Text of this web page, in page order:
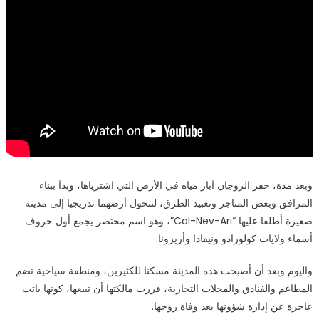
وبعد مدة، حفر الزوجان آبار مياه في الأرض التي اشترياها، وبدآ ببناء
المرافق وبعض المتاجر وتعبيد الطرق، لتتحول أرضهما تدريجيا إلى مدينة
صغيرة أطلقا عليها “Cal-Nev-Ari”، وهو اسم مختصر يجمع أول حروف
أسماء ولايات كولورادو ونيفادا وأريزونا.
واليوم وبعد أن أصبحت هذه المدينة مسكنا للكثيرين، ومنطقة سياحية تضم
المطاعم والفنادق والمحلات التجارية، قررت مالكتها أن تبيعها، كونها باتت
عاجزة عن إدارة شؤونها بعد وفاة زوجها.